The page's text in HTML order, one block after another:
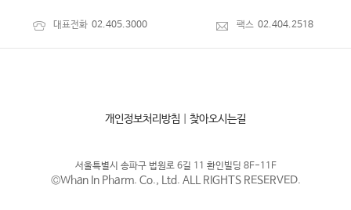
대표전화 02.405.3000 팩스 02.404.2518
개인정보처리방침 찾아오시는길
서울특별시 송파구 법원로 6길 11 환인빌딩 8F-11F
©Whan In Pharm. Co., Ltd. ALL RIGHTS RESERVED.